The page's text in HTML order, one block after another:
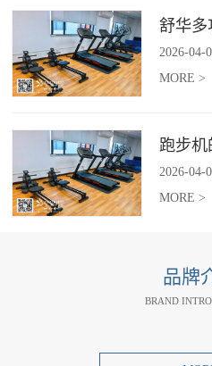
2026-04-
MORE >
2026-04-
MORE >
品牌
BRAND